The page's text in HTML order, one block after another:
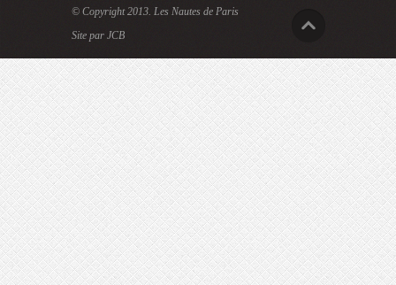
© Copyright 2013. Les Nautes de Paris
Site par JCB